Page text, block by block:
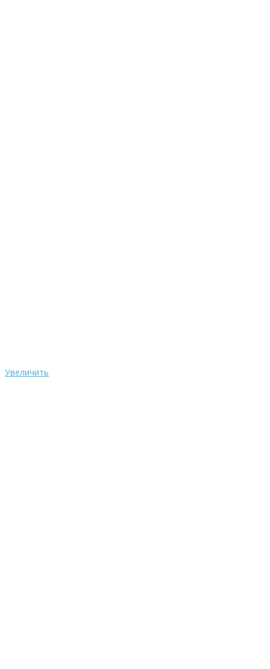
Увеличить